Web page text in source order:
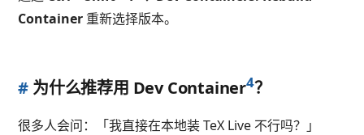
Container 重新选择版本。
# 为什么推荐用 Dev Container4？
很多人会问：「我直接在本地装 TeX Live 不行吗？」